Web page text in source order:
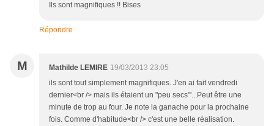
Ils sont magnifiques !! Bises
Répondre
M Mathilde LEMIRE 19/03/2013 23:05
ils sont tout simplement magnifiques. J'en ai fait vendredi
dernier<br /> mais ils étaient un "peu secs"'...Peut être une
minute de trop au four. Je note la ganache pour la prochaine
fois. Comme d'habitude<br /> c'est une belle réalisation.